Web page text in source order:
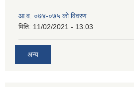
आ.व. ०७४-०७५ को विवरण
मिति: 11/02/2021 - 13:03
अन्य